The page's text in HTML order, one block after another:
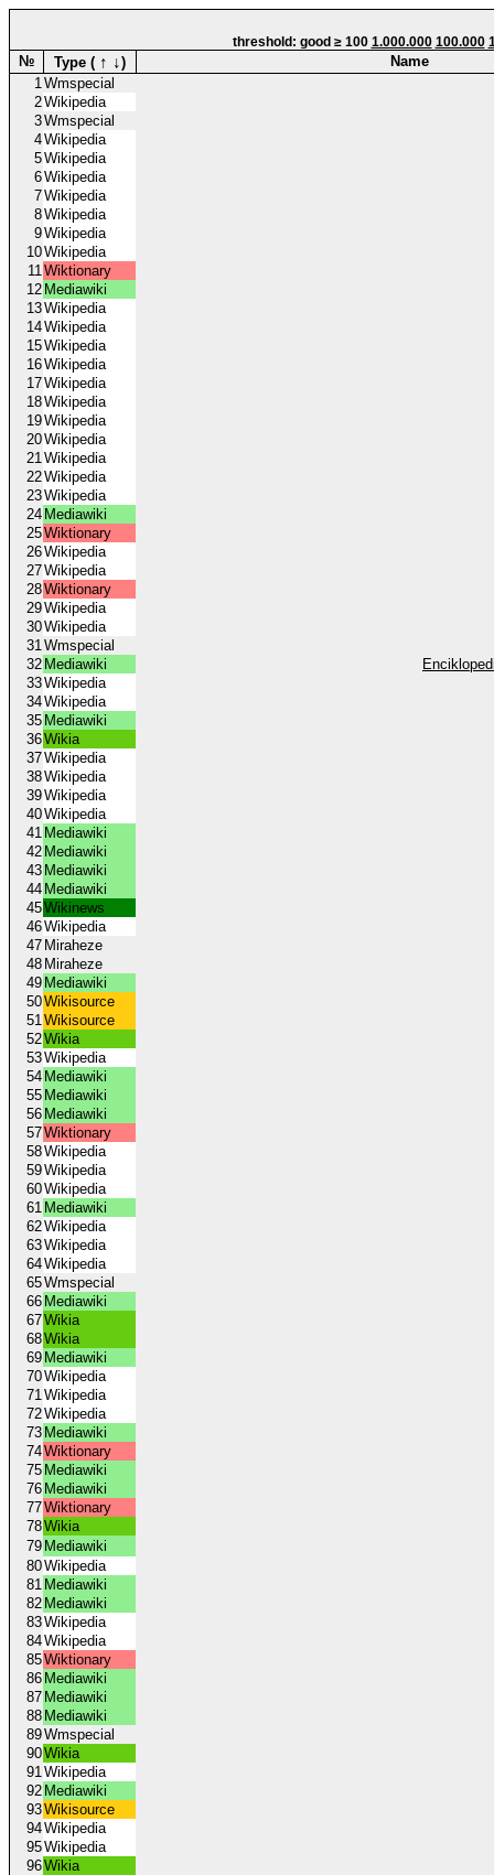
threshold: good ≥ 100 1.000.000 100.000
№ Type ( ↑ ↓)
Name
1Wmspecial
2Wikipedia
3Wmspecial
4Wikipedia
5Wikipedia
6Wikipedia
7Wikipedia
8Wikipedia
9Wikipedia
10Wikipedia
11Wiktionary
12 Mediawiki
13Wikipedia
14Wikipedia
15Wikipedia
16Wikipedia
17Wikipedia
18Wikipedia
19Wikipedia
20Wikipedia
21Wikipedia
22Wikipedia
23Wikipedia
24 Mediawiki
25Wiktionary
26Wikipedia
27Wikipedia
28Wiktionary
29Wikipedia
30Wikipedia
31Wmspecial
32 Mediawiki
33Wikipedia
34Wikipedia
35 Mediawiki
36Wikia
37Wikipedia
38Wikipedia
39Wikipedia
40Wikipedia
41 Mediawiki
42 Mediawiki
43 Mediawiki
44 Mediawiki
45Wikinews
46Wikipedia
47 Miraheze
48 Miraheze
49 Mediawiki
50Wikisource
51Wikisource
52Wikia
53Wikipedia
54 Mediawiki
55 Mediawiki
56 Mediawiki
57Wiktionary
58Wikipedia
59Wikipedia
60Wikipedia
61 Mediawiki
62Wikipedia
63Wikipedia
64Wikipedia
65Wmspecial
66 Mediawiki
67Wikia
68Wikia
69 Mediawiki
70Wikipedia
71Wikipedia
72Wikipedia
73 Mediawiki
74Wiktionary
75 Mediawiki
76 Mediawiki
77Wiktionary
78Wikia
79 Mediawiki
80Wikipedia
81 Mediawiki
82 Mediawiki
83Wikipedia
84Wikipedia
85Wiktionary
86 Mediawiki
87 Mediawiki
88 Mediawiki
89Wmspecial
90Wikia
91Wikipedia
92 Mediawiki
93Wikisource
94Wikipedia
95Wikipedia
96Wikia